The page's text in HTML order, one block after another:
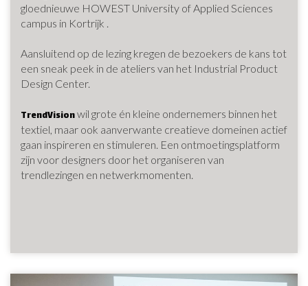
gloednieuwe HOWEST University of Applied Sciences
campus in Kortrijk .
Aansluitend op de lezing kregen de bezoekers de kans tot
een sneak peek in de ateliers van het Industrial Product
Design Center.
TrendVisionwil grote én kleine ondernemers binnen het
textiel, maar ook aanverwante creatieve domeinen actief
gaan inspireren en stimuleren. Een ontmoetingsplatform
zijn voor designers door het organiseren van
trendlezingen en netwerkmomenten.